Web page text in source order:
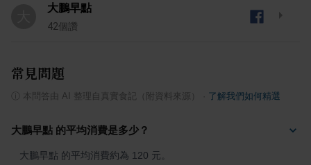
大鵬早點
42個讚
常見問題
本問答由 AI 整理自真實食記（附資料來源） 了解我們如何精選
大鵬早點 的平均消費是多少？
大鵬早點 的平均消費約為 120 元。